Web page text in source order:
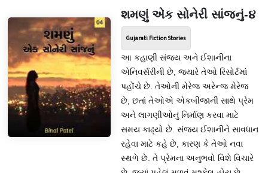
શમણું એક સોનેરી સાંજનું-૪
Gujarati Fiction Stories
આ કહાણી સંજય અને ઈશાનીના
એનિવર્સરીની છે, જ્યારે તેઓ રિસોર્ટમાં
પહોંચે છે. તેઓની મેરેજ અરેન્જ મેરેજ
છે, છતાં તેઓએ એકબીજાની સાથે પ્રેમ
અને લાગણીઓનું નિર્માણ કરવા માટે
સમય કાઢ્યો છે. સંજય ઈશાનીને સાવધાન
રહેવા માટે કહે છે, કારણ કે તેઓ નવા
સ્થળે છે. તે પ્રેમના અનુભવો વિશે વિચારે